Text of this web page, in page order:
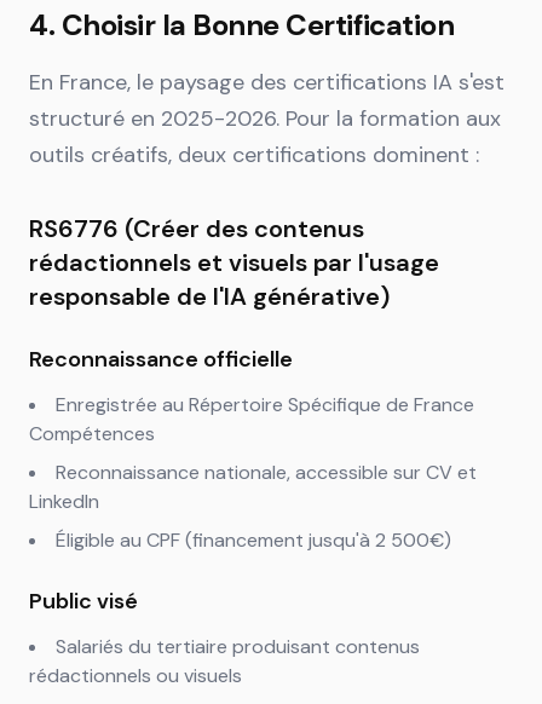
4. Choisir la Bonne Certification
En France, le paysage des certifications IA s'est
structuré en 2025-2026. Pour la formation aux
outils créatifs, deux certifications dominent :
RS6776 (Créer des contenus
rédactionnels et visuels par l'usage
responsable de l'IA générative)
Reconnaissance officielle
Enregistrée au Répertoire Spécifique de France
Compétences
Reconnaissance nationale, accessible sur CV et
LinkedIn
Éligible au CPF (financement jusqu'à 2 500€)
Public visé
Salariés du tertiaire produisant contenus
rédactionnels ou visuels